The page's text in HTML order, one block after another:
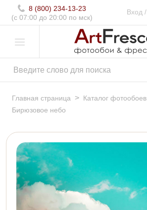
8 (800) 234-13-23
(c 07:00 до 20:00 по мск)
Вход /
Главная страница > Каталог фотообоев
Бирюзовое небо